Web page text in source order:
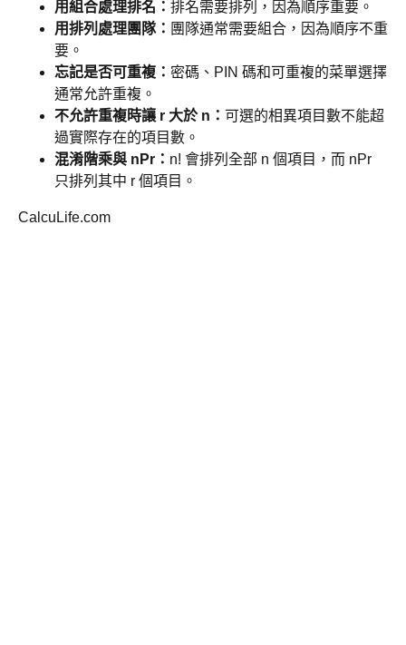
用組合處理排名： 排名需要排列，因為順序重要。
用排列處理團隊： 團隊通常需要組合，因為順序不重
要。
忘記是否可重複： 密碼、PIN 碼和可重複的菜單選擇
通常允許重複。
不允許重複時讓 r 大於 n： 可選的相異項目數不能超
過實際存在的項目數。
混淆階乘與 nPr： n! 會排列全部 n 個項目，而 nPr
只排列其中 r 個項目。
CalcuLife.com